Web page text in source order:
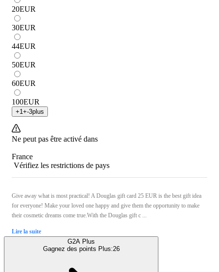
20EUR
30EUR
44EUR
50EUR
60EUR
100EUR
+1+-3plus
Ne peut pas être activé dans
France
Vérifiez les restrictions de pays
Give away what is most practical! A Douglas gift card 25 EUR is the best gift idea
for everyone! Make your loved one happy and give them the opportunity to make
their cosmetic dreams come true.With the Douglas gift c ...
Lire la suite
G2A Plus
Gagnez des points Plus:26